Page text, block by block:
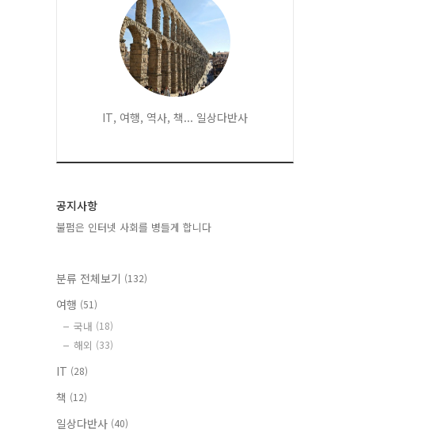
IT, 여행, 역사, 책... 일상다반사
공지사항
불펌은 인터넷 사회를 병들게 합니다
분류 전체보기 (132)
여행 (51)
국내 (18)
해외 (33)
IT (28)
책 (12)
일상다반사 (40)